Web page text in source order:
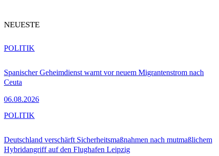
NEUESTE
Spanischer Geheimdienst warnt vor neuem Migrantenstrom nach
Ceuta
06.08.2026
POLITIK
Deutschland verschärft Sicherheitsmaßnahmen nach mutmaßlichem
Hybridangriff auf den Flughafen Leipzig
POLITIK